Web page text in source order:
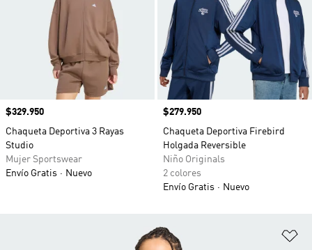
Precio
$329.950
Chaqueta Deportiva 3 Rayas
Studio
Mujer Sportswear
Envío Gratis
Nuevo
Precio
$279.950
Chaqueta Deportiva Firebird
Holgada Reversible
Niño Originals
2 colores
Envío Gratis
Nuevo